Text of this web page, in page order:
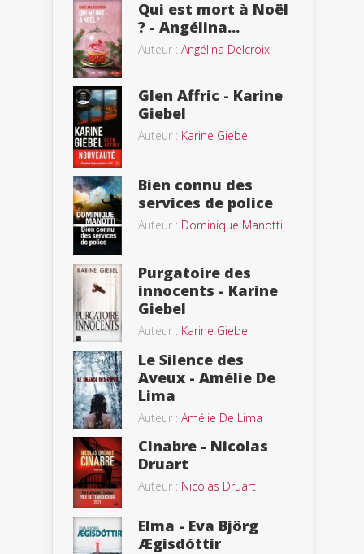
Qui est mort à Noël
? - Angélina...
Auteur : Angélina Delcroix
Glen Affric - Karine
Giebel
Auteur : Karine Giebel
Bien connu des
services de police
Auteur : Dominique Manotti
Purgatoire des
innocents - Karine
Giebel
Auteur : Karine Giebel
Le Silence des
Aveux - Amélie De
Lima
Auteur : Amélie De Lima
Cinabre - Nicolas
Druart
Auteur : Nicolas Druart
Elma - Eva Björg
Ægisdóttir